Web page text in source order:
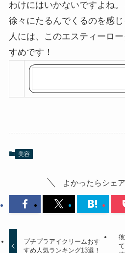
ワの原因になるので、なん
わけにはいかないですよね
徐々にたるんでくるのを感じ
人には、このエスティーロー
すめです！
よかったらシェ